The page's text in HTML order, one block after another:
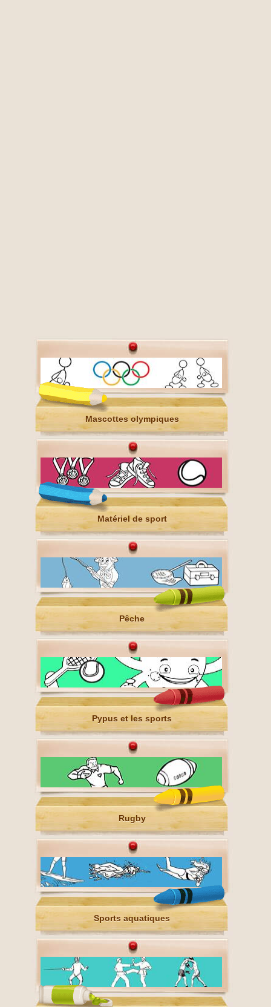
Mascottes olympiques
Matériel de sport
Pêche
Pypus et les sports
Rugby
Sports aquatiques